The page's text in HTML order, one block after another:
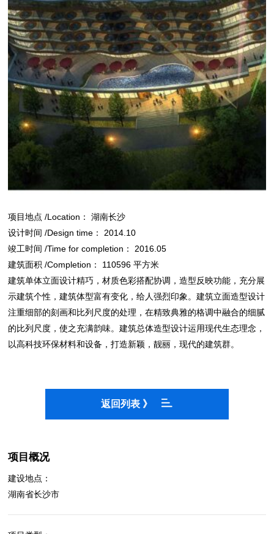
项目地点 /Location： 湖南长沙
设计时间 /Design time： 2014.10
竣工时间 /Time for completion： 2016.05
建筑面积 /Completion： 110596 平方米
建筑单体立面设计精巧，材质色彩搭配协调，造型反映功能，充分展
示建筑个性，建筑体型富有变化，给人强烈印象。建筑立面造型设计
注重细部的刻画和比列尺度的处理，在精致典雅的格调中融合的细腻
的比列尺度，使之充满韵味。建筑总体造型设计运用现代生态理念，
以高科技环保材料和设备，打造新颖，靓丽，现代的建筑群。
返回列表 》
项目概况
建设地点：
湖南省长沙市